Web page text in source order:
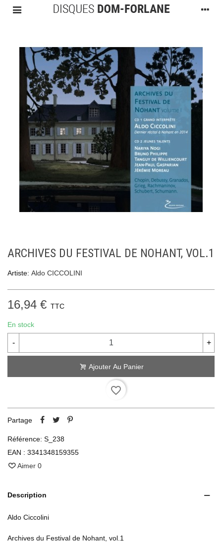
ARCHIVES DU FESTIVAL DE NOHANT, VOL.1
Artiste: Aldo CICCOLINI
16,94 € TTC
En stock
- +
Ajouter Au Panier
favorite_border
Partage
Référence: S_238
EAN : 3341348159355
Aimer 0
Description
Aldo Ciccolini
Archives du Festival de Nohant, vol.1